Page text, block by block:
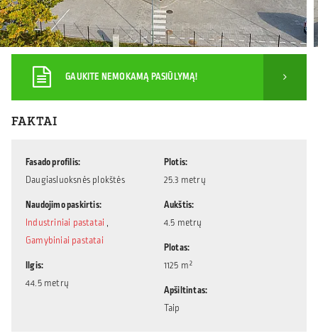
GAUKITE NEMOKAMĄ PASIŪLYMĄ!
FAKTAI
Fasado profilis
Daugiasluoksnės plokštės
Naudojimo paskirtis
Industriniai pastatai ,
Gamybiniai pastatai
Ilgis
44.5 metrų
Plotis
25.3 metrų
Aukštis
4.5 metrų
Plotas
1125 m²
Apšiltintas
Taip